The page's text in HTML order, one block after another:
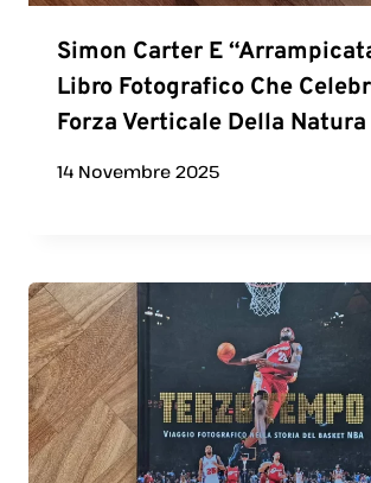
Simon Carter E
Libro Fotografico Che
Forza Verticale Della Natura
14 Novembre 2025